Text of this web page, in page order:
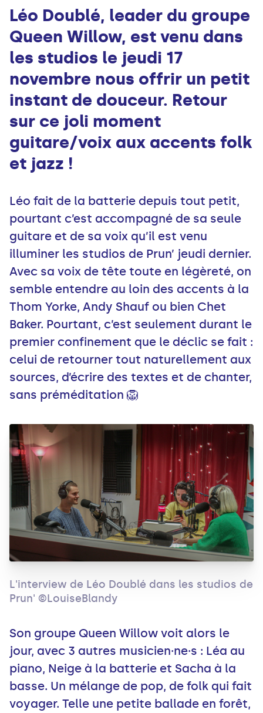
Léo Doublé, leader du groupe
Queen Willow, est venu dans
les studios le jeudi 17
novembre nous offrir un petit
instant de douceur. Retour
sur ce joli moment
guitare/voix aux accents folk
et jazz !
Léo fait de la batterie depuis tout petit,
pourtant c’est accompagné de sa seule
guitare et de sa voix qu’il est venu
illuminer les studios de Prun’ jeudi dernier.
Avec sa voix de tête toute en légèreté, on
semble entendre au loin des accents à la
Thom Yorke, Andy Shauf ou bien Chet
Baker. Pourtant, c’est seulement durant le
premier confinement que le déclic se fait :
celui de retourner tout naturellement aux
sources, d’écrire des textes et de chanter,
sans préméditation 🦁
L'interview de Léo Doublé dans les studios de
Prun' ©LouiseBlandy
Son groupe Queen Willow voit alors le
jour, avec 3 autres musicien·ne·s : Léa au
piano, Neige à la batterie et Sacha à la
basse. Un mélange de pop, de folk qui fait
voyager. Telle une petite ballade en forêt,